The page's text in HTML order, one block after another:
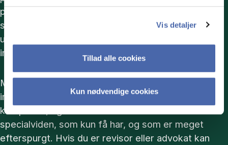
Vis detaljer
Tillad alle cookies
Kun nødvendige cookies
private virksomheder og i det offentlige, samt
selvstændigt erhvervsdrivende, som ønsker at
udvikle deres faglige og personlige kompetencer
inden for direkte og indirekte skatter.
Med Master i Skat kan du få højnet din ekspertise
inden for et område, der kan være utrolig
komplekst, og med uddannelsen får du
specialviden, som kun få har, og som er meget
efterspurgt. Hvis du er revisor eller advokat kan